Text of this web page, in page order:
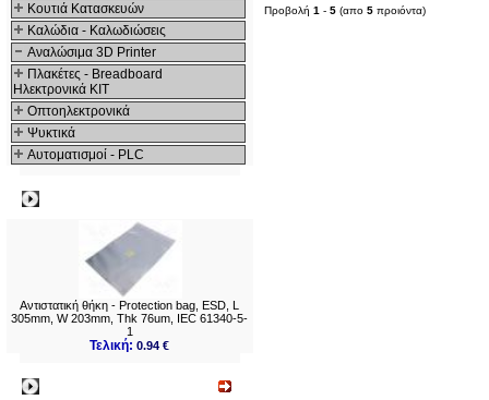
Κουτιά Κατασκευών
Καλώδια - Καλωδιώσεις
Αναλώσιμα 3D Printer
Πλακέτες - Breadboard
Ηλεκτρονικά ΚΙΤ
Οπτοηλεκτρονικά
Ψυκτικά
Αυτοματισμοί - PLC
Αντιστατική θήκη - Protection bag, ESD, L
305mm, W 203mm, Thk 76um, IEC 61340-5-
1
Τελική:0.94 €
Προβολή 1 - 5 (απο 5 προιόντα)